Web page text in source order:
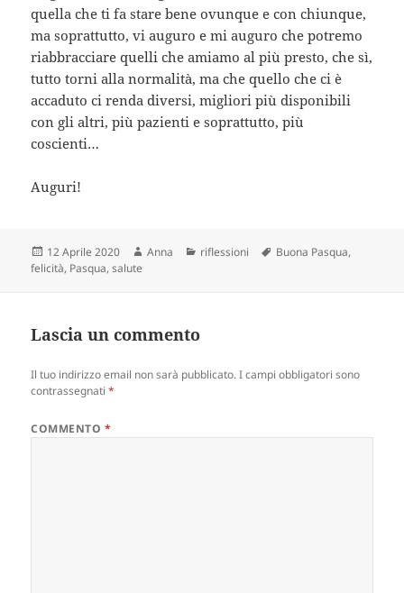
quella che ti fa stare bene ovunque e con chiunque,
ma soprattutto, vi auguro e mi auguro che potremo
riabbracciare quelli che amiamo al più presto, che sì,
tutto torni alla normalità, ma che quello che ci è
accaduto ci renda diversi, migliori più disponibili
con gli altri, più pazienti e soprattutto, più
coscienti…
Auguri!
Scritto
il
12 Aprile 2020 Autore
Anna Categorie
riflessioni Tag
Buona Pasqua,
felicità, Pasqua,salute
Lascia un commento
Il tuo indirizzo email non sarà pubblicato. I campi obbligatori sono
contrassegnati*
COMMENTO *